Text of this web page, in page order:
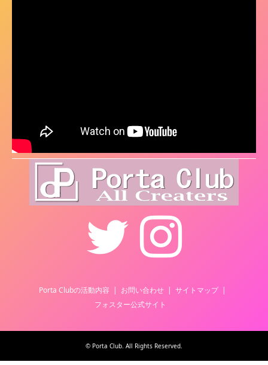
Instagram
Porta Clubの活動内容 お問い合わせ
サイトマップ
フォスター公式サイト
© Porta Club. All Rights Reserved.